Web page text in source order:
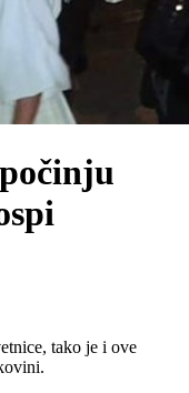
tako je i ove